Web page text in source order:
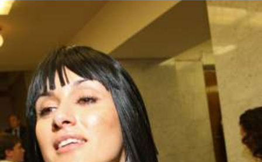
О ПРОЕКТЕ